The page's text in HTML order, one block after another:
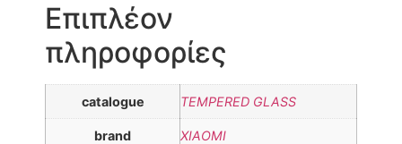
Επιπλέον
πληροφορίες
catalogue TEMPERED GLASS
brand XIAOMI